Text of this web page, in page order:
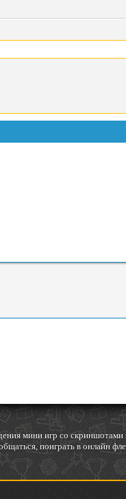
мини игр со
поиграть в онлайн